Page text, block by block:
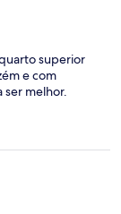
superior
e com
ser melhor.